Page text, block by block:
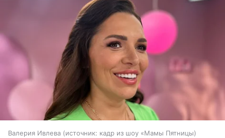
Валерия Ивлева источник: кадр из шоу «Мамы Пятницы